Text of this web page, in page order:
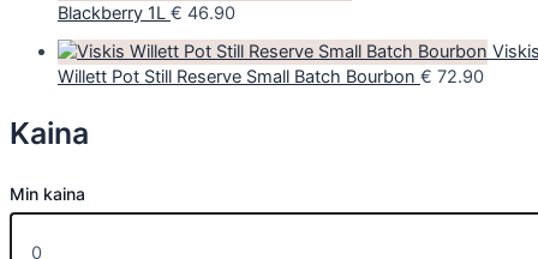
Blackberry 1L € 46.90
Willett Pot Still Reserve Small Batch Bourbon € 72.90
Kaina
Min kaina